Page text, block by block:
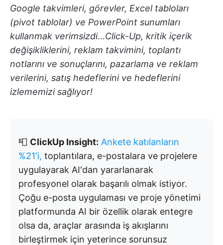
Google takvimleri, görevler, Excel tabloları
(pivot tablolar) ve PowerPoint sunumları
kullanmak verimsizdi…Click-Up, kritik içerik
değişikliklerini, reklam takvimini, toplantı
notlarını ve sonuçlarını, pazarlama ve reklam
verilerini, satış hedeflerini ve hedeflerini
izlememizi sağlıyor!
📮 ClickUp Insight: Ankete katılanların
%21'i, toplantılara, e-postalara ve projelere
uygulayarak AI'dan yararlanarak
profesyonel olarak başarılı olmak istiyor.
Çoğu e-posta uygulaması ve proje yönetimi
platformunda AI bir özellik olarak entegre
olsa da, araçlar arasında iş akışlarını
birleştirmek için yeterince sorunsuz